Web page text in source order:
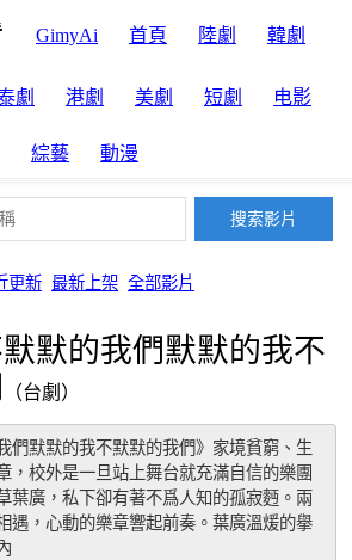
GimyAi 首頁 陸劇 韓劇
劇 港劇 美劇 短劇 电影
綜藝 動漫
更新 最新上架 全部影片
默的我們默默的我不
（台劇）
們默默的我不默默的我們》家境貧窮、生
，校外是一旦站上舞台就充滿自信的樂團
葉廣，私下卻有著不爲人知的孤寂麪。兩
遇，心動的樂章響起前奏。葉廣溫煖的擧